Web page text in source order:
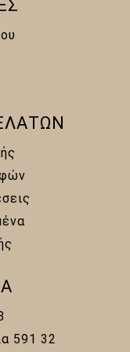
591 32